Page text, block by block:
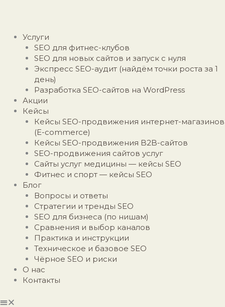
Услуги
SEO для фитнес-клубов
SEO для новых сайтов и запуск с нуля
Экспресс SEO-аудит (найдём точки роста за 1
день)
Разработка SEO-сайтов на WordPress
Акции
Кейсы
Кейсы SEO-продвижения интернет-магазинов
(E-commerce)
Кейсы SEO-продвижения B2B-сайтов
SEO-продвижения сайтов услуг
Сайты услуг медицины — кейсы SEO
Фитнес и спорт — кейсы SEO
Блог
Вопросы и ответы
Стратегии и тренды SEO
SEO для бизнеса (по нишам)
Сравнения и выбор каналов
Практика и инструкции
Техническое и базовое SEO
Чёрное SEO и риски
О нас
Контакты
Меню